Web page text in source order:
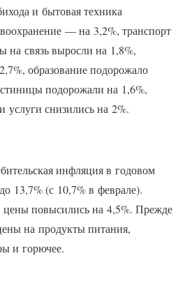
и бытовая техника
— на 3,2%, транспорт
на связь выросли на 1,8%,
образование подорожало
подорожали на 1,6%,
услуги снизились на 2%.
инфляция в годовом
13,7% (с 10,7% в феврале).
повысились на 4,5%. Прежде
на продукты питания,
и горючее.